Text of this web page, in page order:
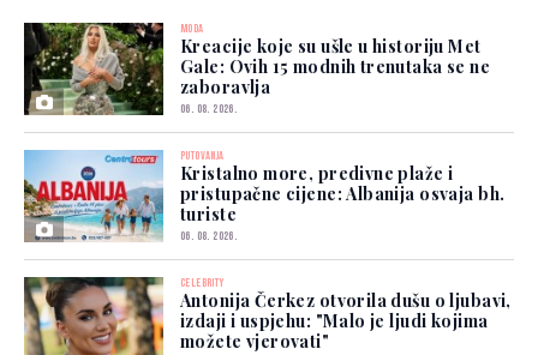
MODA
Kreacije koje su ušle u historiju Met
Gale: Ovih 15 modnih trenutaka se ne
zaboravlja
06. 08. 2026.
PUTOVANJA
Kristalno more, predivne plaže i
pristupačne cijene: Albanija osvaja bh.
turiste
06. 08. 2026.
CELEBRITY
Antonija Čerkez otvorila dušu o ljubavi,
izdaji i uspjehu: "Malo je ljudi kojima
možete vjerovati"